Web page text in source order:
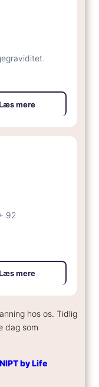
mere
92
mere
hos os. Tidlig
dag som
by Life